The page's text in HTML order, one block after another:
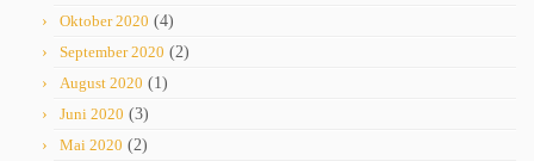
Oktober 2020 (4)
September 2020 (2)
August 2020 (1)
Juni 2020 (3)
Mai 2020 (2)